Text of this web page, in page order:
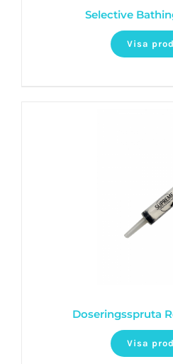
Selective
Visa
Doseringsspruta
Visa